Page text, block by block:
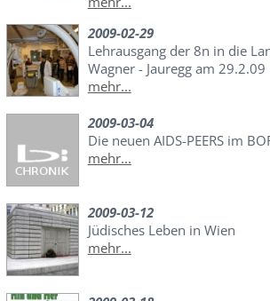
2009-02-29
Lehrausgang der 8n in die
Wagner - Jauregg am 29.2.09
mehr...
2009-03-04
Die neuen AIDS-PEERS im
mehr...
2009-03-12
Jüdisches Leben in Wien
mehr...